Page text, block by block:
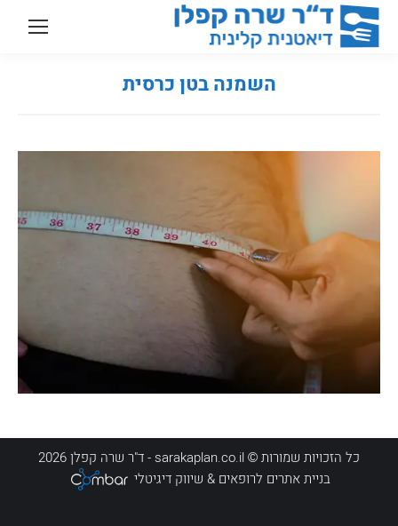
השמנה בטן כרסית
כל הזכויות שמורות © sarakaplan.co.il - ד"ר שרה קפלן 2026
בניית אתרים לרופאים & שיווק דיגיטלי